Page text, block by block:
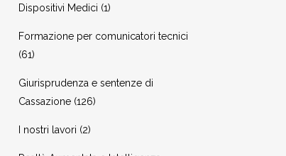
Dispositivi Medici (1)
Formazione per comunicatori tecnici
(61)
Giurisprudenza e sentenze di
Cassazione (126)
I nostri lavori (2)